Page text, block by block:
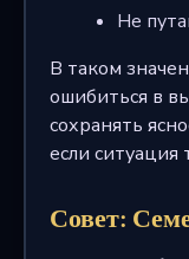
Не
В таком
ошибиться в
сохранять
если
Совет: